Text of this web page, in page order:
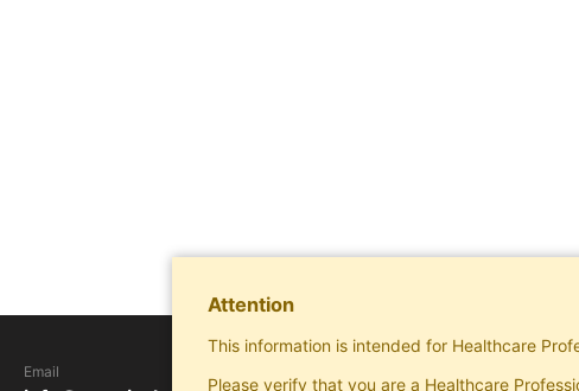
Attention
This information is intended for Healthcare
Please verify that you are a Healthcare
Email
Exclusive